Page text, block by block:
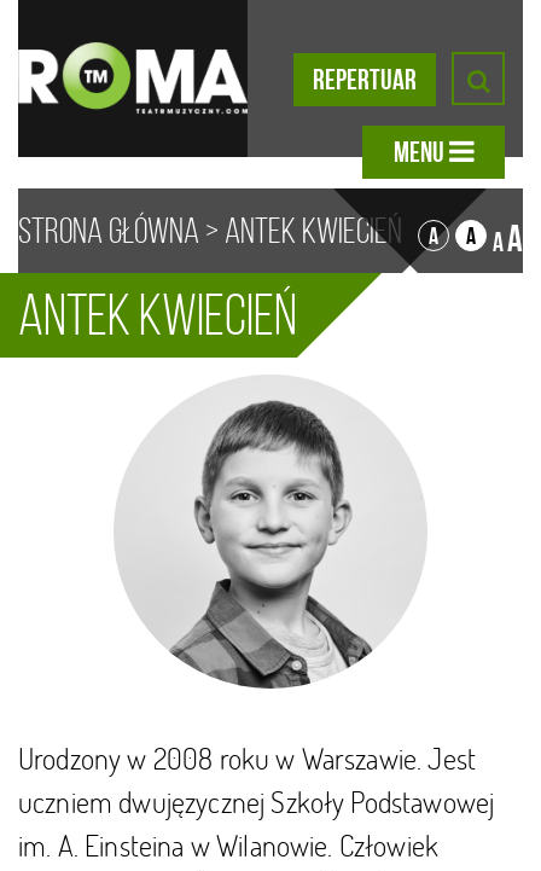
REPERTUAR
MENU
Strona główna > Antek Kwiecień A A AA
Antek Kwiecień
Urodzony w 2008 roku w Warszawie. Jest
uczniem dwujęzycznej Szkoły Podstawowej
im. A. Einsteina w Wilanowie. Człowiek